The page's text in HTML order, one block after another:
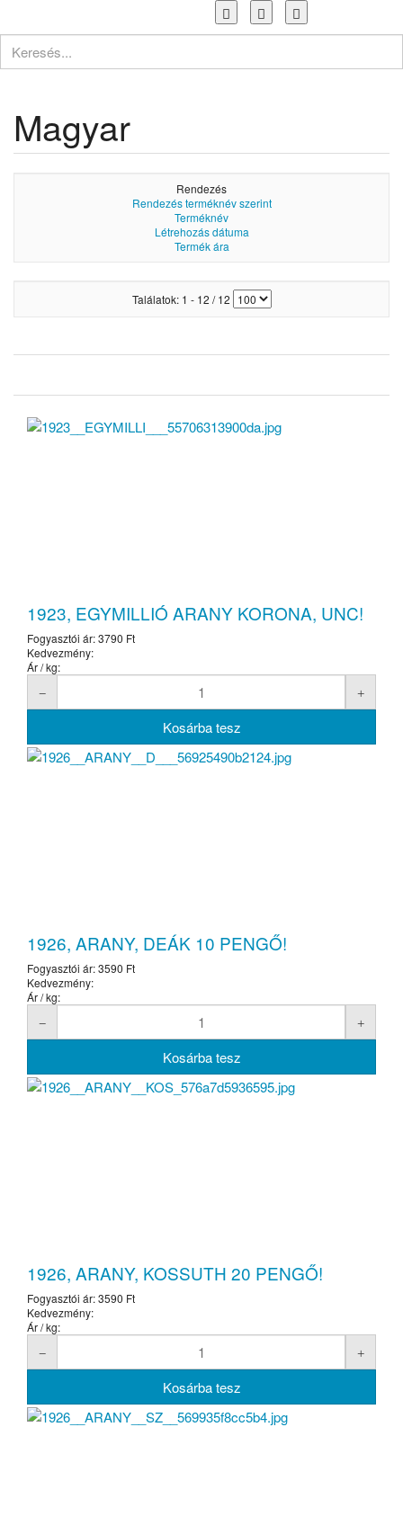
Toggle
navigation
Magyar
Rendezés
Rendezés terméknév szerint
Terméknév
Létrehozás dátuma
Termék ára
Találatok: 1 - 12 / 12
1923, EGYMILLIÓ ARANY KORONA, UNC!
Fogyasztói ár:3790 Ft
Kedvezmény:
Ár / kg:
1926, ARANY, DEÁK 10 PENGŐ!
Fogyasztói ár:3590 Ft
Kedvezmény:
Ár / kg:
1926, ARANY, KOSSUTH 20 PENGŐ!
Fogyasztói ár:3590 Ft
Kedvezmény:
Ár / kg: